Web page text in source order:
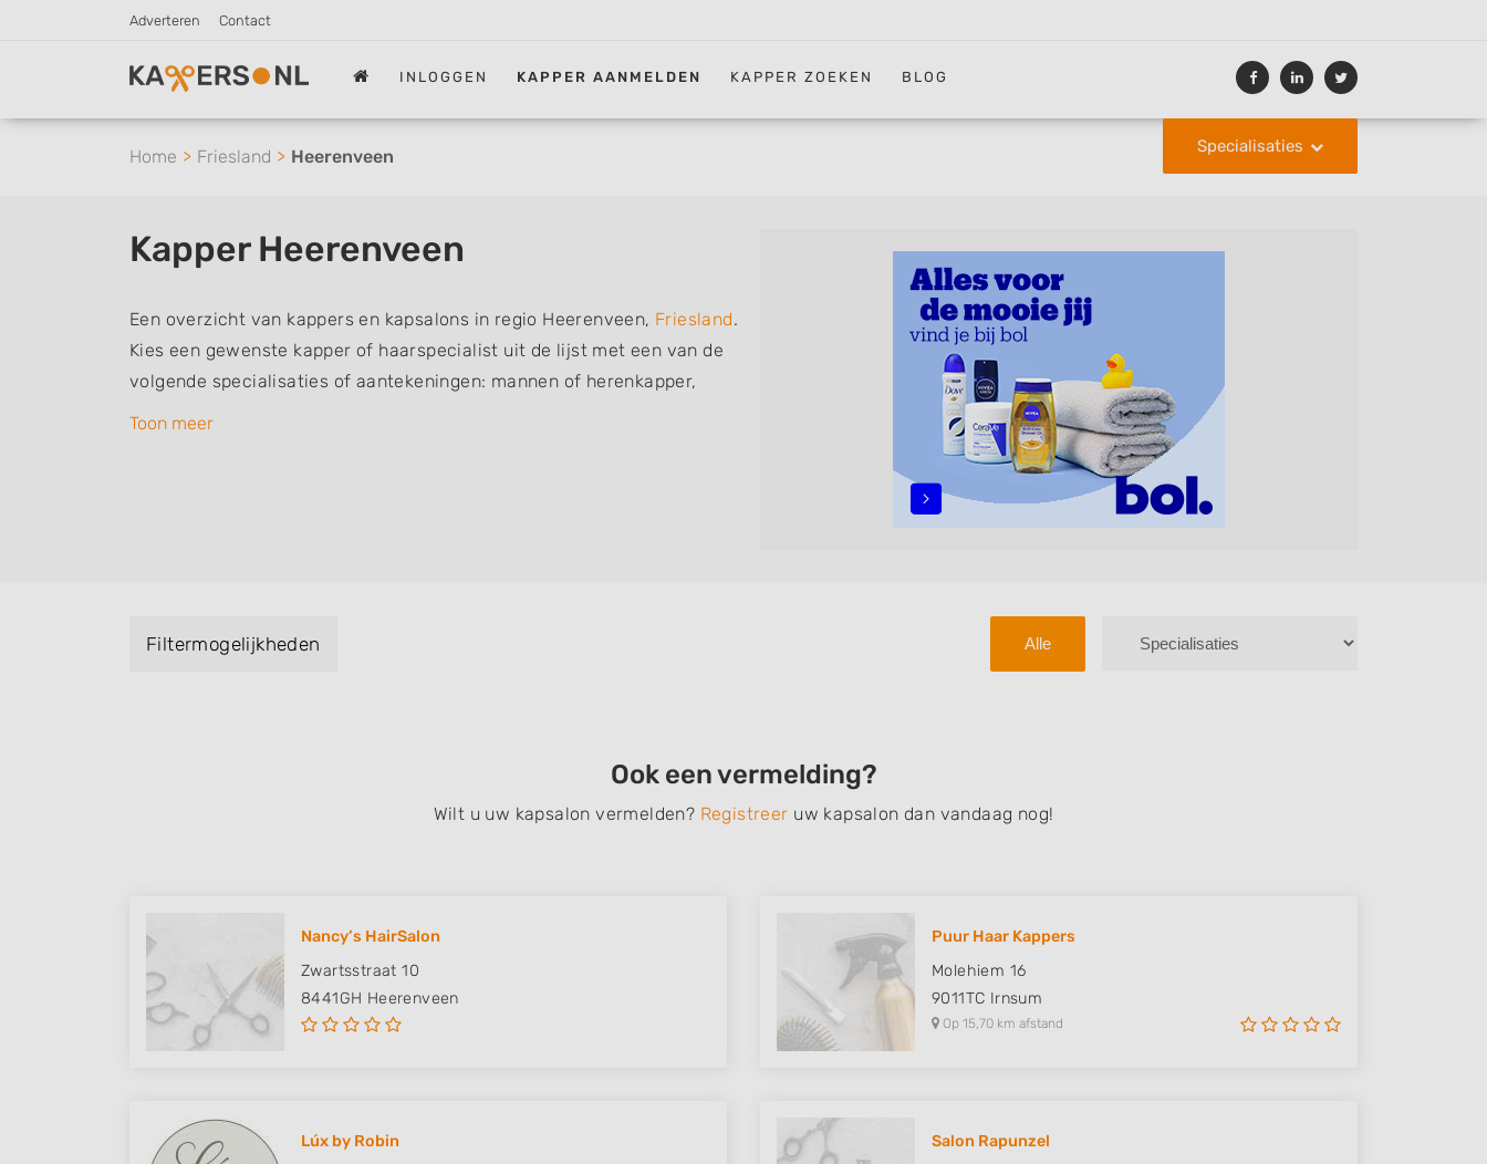
Adverteren Contact
INLOGGEN KAPPER AANMELDEN KAPPER ZOEKEN BLOG
Specialisaties
Home Friesland Heerenveen
Kapper Heerenveen
Een overzicht van kappers en kapsalons in regio Heerenveen, Friesland.
Kies een gewenste kapper of haarspecialist uit de lijst met een van de
volgende specialisaties of aantekeningen: mannen of herenkapper,
vrouwen of dameskapper, kinderkapper, thuiskapper, barber of kies voor
zuid, west en het centrum) van Heerenveen.
Toon meer
Filtermogelijkheden Alle
Ook een vermelding?
Wilt u uw kapsalon vermelden? Registreer uw kapsalon dan vandaag nog!
Nancy’s HairSalon
Zwartsstraat 10
8441GH Heerenveen
Puur Haar Kappers
Molehiem 16
9011TC Irnsum
Op 15,70 km afstand
Lúx by Robin
Salon Rapunzel